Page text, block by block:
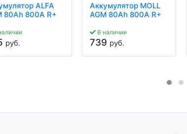
ALFA
80Ah 800A R+
руб.
Аккумулятор MOLL
AGM 80Ah 800A R+
В наличии
739 руб.